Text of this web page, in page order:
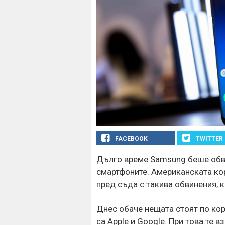
FACEBOOK TWITTER
Дълго време Samsung беше
смартфоните. Американската
пред съда с такива обвинения,
Днес обаче нещата стоят по
са Apple и Google. При това те